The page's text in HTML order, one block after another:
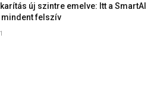
új szintre emelve: Itt a SmartAI
mindent felszív